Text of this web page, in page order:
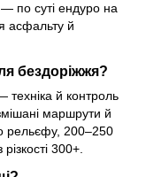
по суті ендуро на
асфальту й
бездоріжжя?
й контроль
маршрути й
рельєфу, 200–250
300+.